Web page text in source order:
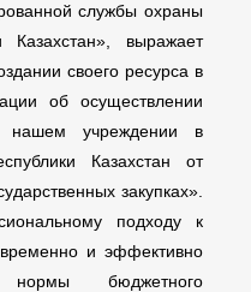
службы охраны
выражает
своего ресурса в
об осуществлении
нашем учреждении в
Казахстан от
закупках».
подходу к
и эффективно
нормы бюджетного